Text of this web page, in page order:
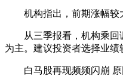
机构指出，前期涨幅较大
从三季报看，机构乘回调
为主。建议投资者选择业绩
白马股再现频频闪崩 原